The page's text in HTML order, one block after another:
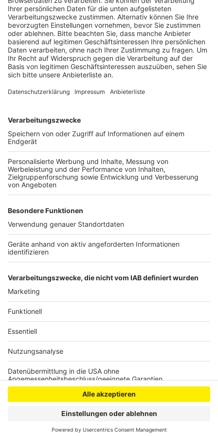
Anzeige
Anzeige
Die Stadt Erftstadt empfiehlt auch die Anreise mit
Bus und Bahn: die K44 ist wegen des Stadtfest ab
Stadtfest feiert Erftstadt seinen 50. Geburtstag.
Straße, auf den Bühnen am P+R Parkplatz und am
Brabanter Weg gibt es Musik von Bands und Gruppen
aus den Erfstädter Ortsteilen. Die sollen durch das
gemeinsame Fest wieder enger zusammen wachsen,
sagt Bürgermeister Volker Erner.
Anzeige
Bühnenprogramm Stadtfest
Erftstadt
Anzeige